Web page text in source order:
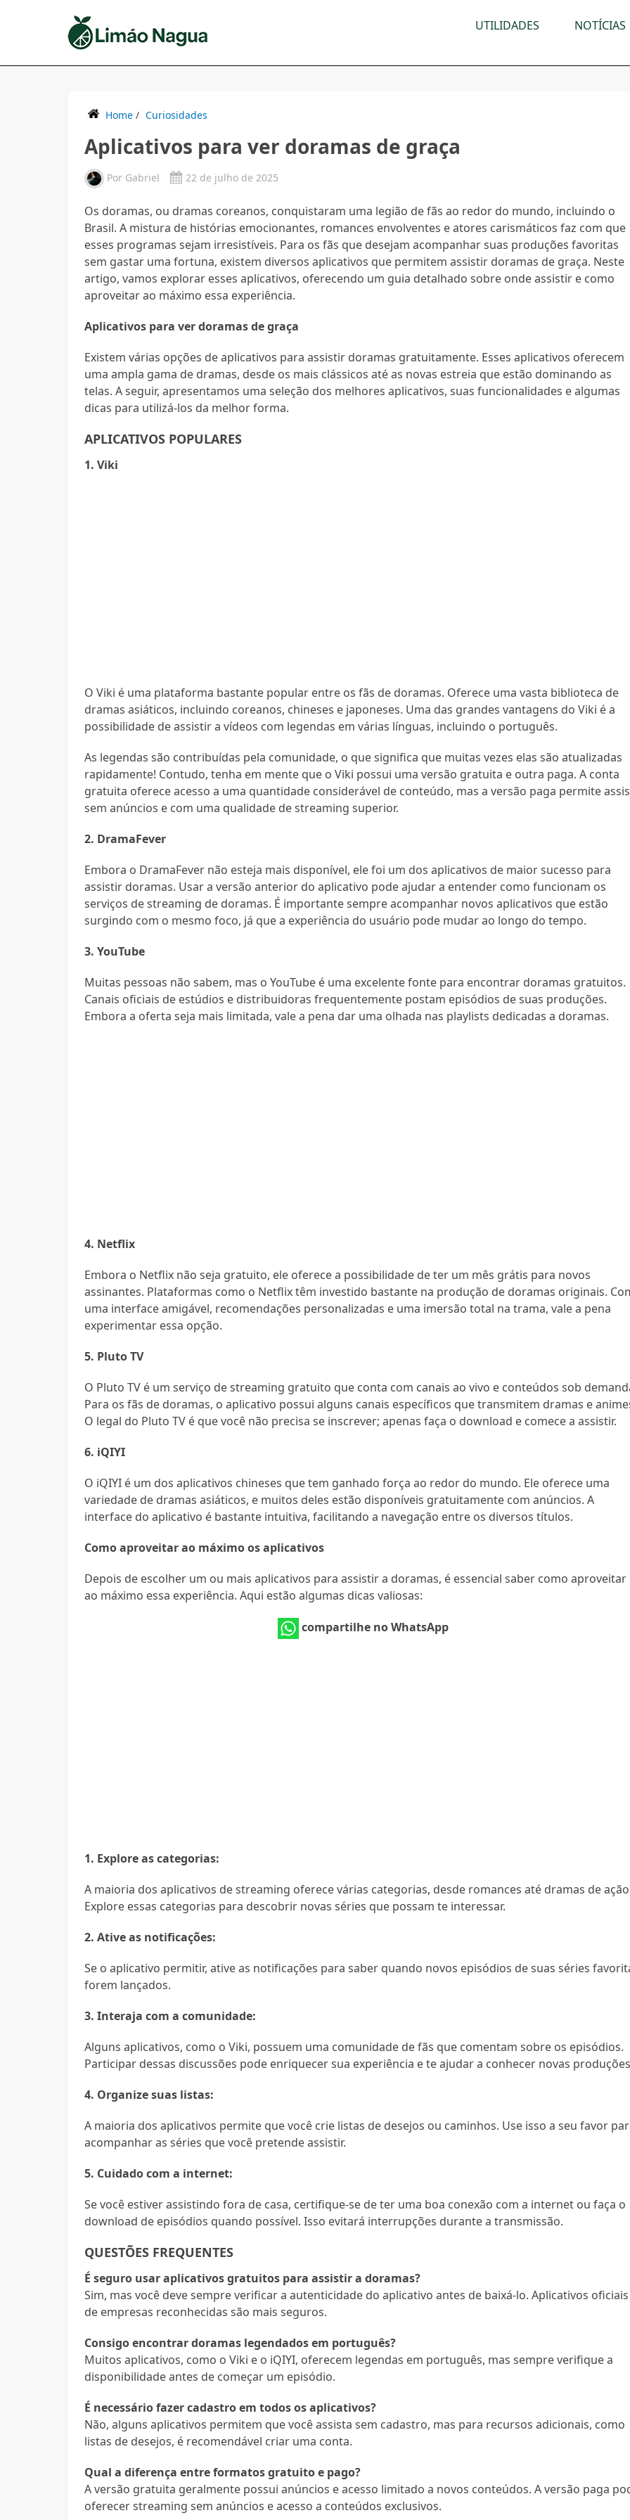
UTILIDADES NOTÍCIAS
Home / Curiosidades
Aplicativos para ver doramas de graça
Por Gabriel 22 de julho de 2025
Os doramas, ou dramas coreanos, conquistaram uma legião de fãs ao redor do mundo, incluindo o
Brasil. A mistura de histórias emocionantes, romances envolventes e atores carismáticos faz com que
esses programas sejam irresistíveis. Para os fãs que desejam acompanhar suas produções favoritas
sem gastar uma fortuna, existem diversos aplicativos que permitem assistir doramas de graça. Neste
artigo, vamos explorar esses aplicativos, oferecendo um guia detalhado sobre onde assistir e como
aproveitar ao máximo essa experiência.
Aplicativos para ver doramas de graça
Existem várias opções de aplicativos para assistir doramas gratuitamente. Esses aplicativos oferecem
uma ampla gama de dramas, desde os mais clássicos até as novas estreia que estão dominando as
telas. A seguir, apresentamos uma seleção dos melhores aplicativos, suas funcionalidades e algumas
dicas para utilizá-los da melhor forma.
APLICATIVOS POPULARES
1. Viki
O Viki é uma plataforma bastante popular entre os fãs de doramas. Oferece uma vasta biblioteca de
dramas asiáticos, incluindo coreanos, chineses e japoneses. Uma das grandes vantagens do Viki é a
possibilidade de assistir a vídeos com legendas em várias línguas, incluindo o português.
As legendas são contribuídas pela comunidade, o que significa que muitas vezes elas são atualizadas
rapidamente! Contudo, tenha em mente que o Viki possui uma versão gratuita e outra paga. A conta
gratuita oferece acesso a uma quantidade considerável de conteúdo, mas a versão paga permite
sem anúncios e com uma qualidade de streaming superior.
2. DramaFever
Embora o DramaFever não esteja mais disponível, ele foi um dos aplicativos de maior sucesso para
assistir doramas. Usar a versão anterior do aplicativo pode ajudar a entender como funcionam os
serviços de streaming de doramas. É importante sempre acompanhar novos aplicativos que estão
surgindo com o mesmo foco, já que a experiência do usuário pode mudar ao longo do tempo.
3. YouTube
Muitas pessoas não sabem, mas o YouTube é uma excelente fonte para encontrar doramas gratuitos.
Canais oficiais de estúdios e distribuidoras frequentemente postam episódios de suas produções.
Embora a oferta seja mais limitada, vale a pena dar uma olhada nas playlists dedicadas a doramas.
4. Netflix
Embora o Netflix não seja gratuito, ele oferece a possibilidade de ter um mês grátis para novos
assinantes. Plataformas como o Netflix têm investido bastante na produção de doramas originais.
uma interface amigável, recomendações personalizadas e uma imersão total na trama, vale a pena
experimentar essa opção.
5. Pluto TV
O Pluto TV é um serviço de streaming gratuito que conta com canais ao vivo e conteúdos sob
Para os fãs de doramas, o aplicativo possui alguns canais específicos que transmitem dramas e
O legal do Pluto TV é que você não precisa se inscrever; apenas faça o download e comece a assistir.
6. iQIYI
O iQIYI é um dos aplicativos chineses que tem ganhado força ao redor do mundo. Ele oferece uma
variedade de dramas asiáticos, e muitos deles estão disponíveis gratuitamente com anúncios. A
interface do aplicativo é bastante intuitiva, facilitando a navegação entre os diversos títulos.
Como aproveitar ao máximo os aplicativos
Depois de escolher um ou mais aplicativos para assistir a doramas, é essencial saber como aproveitar
ao máximo essa experiência. Aqui estão algumas dicas valiosas:
compartilhe no WhatsApp
1. Explore as categorias:
A maioria dos aplicativos de streaming oferece várias categorias, desde romances até dramas de
Explore essas categorias para descobrir novas séries que possam te interessar.
2. Ative as notificações:
Se o aplicativo permitir, ative as notificações para saber quando novos episódios de suas séries
forem lançados.
3. Interaja com a comunidade:
Alguns aplicativos, como o Viki, possuem uma comunidade de fãs que comentam sobre os episódios.
Participar dessas discussões pode enriquecer sua experiência e te ajudar a conhecer novas
4. Organize suas listas:
A maioria dos aplicativos permite que você crie listas de desejos ou caminhos. Use isso a seu favor
acompanhar as séries que você pretende assistir.
5. Cuidado com a internet:
Se você estiver assistindo fora de casa, certifique-se de ter uma boa conexão com a internet ou faça o
download de episódios quando possível. Isso evitará interrupções durante a transmissão.
QUESTÕES FREQUENTES
É seguro usar aplicativos gratuitos para assistir a doramas?
Sim, mas você deve sempre verificar a autenticidade do aplicativo antes de baixá-lo. Aplicativos
de empresas reconhecidas são mais seguros.
Consigo encontrar doramas legendados em português?
Muitos aplicativos, como o Viki e o iQIYI, oferecem legendas em português, mas sempre verifique a
disponibilidade antes de começar um episódio.
É necessário fazer cadastro em todos os aplicativos?
Não, alguns aplicativos permitem que você assista sem cadastro, mas para recursos adicionais, como
listas de desejos, é recomendável criar uma conta.
Qual a diferença entre formatos gratuito e pago?
A versão gratuita geralmente possui anúncios e acesso limitado a novos conteúdos. A versão paga
oferecer streaming sem anúncios e acesso a conteúdos exclusivos.